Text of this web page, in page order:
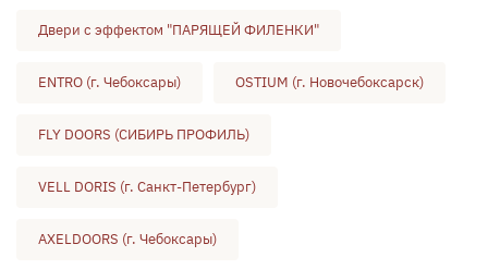
Двери с эффектом "ПАРЯЩЕЙ ФИЛЕНКИ"
ENTRO (г. Чебоксары) OSTIUM (г. Новочебоксарск)
FLY DOORS (СИБИРЬ ПРОФИЛЬ)
VELL DORIS (г. Санкт-Петербург)
AXELDOORS (г. Чебоксары)